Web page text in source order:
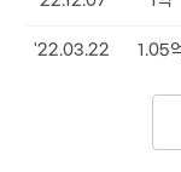
'22.03.22 1.05